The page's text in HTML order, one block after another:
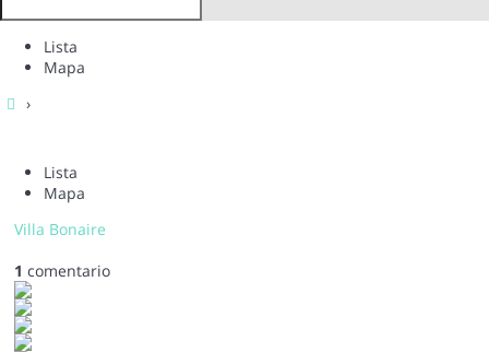
Lista
Mapa
›
Lista
Mapa
Villa Bonaire
1 comentario